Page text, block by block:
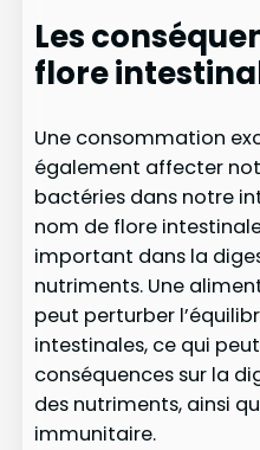
Les
flore
Une consommation
également affecter
bactéries dans notre
nom de flore
important dans la
nutriments. Une
peut perturber
intestinales, ce qui
conséquences sur la
des nutriments, ainsi
immunitaire.